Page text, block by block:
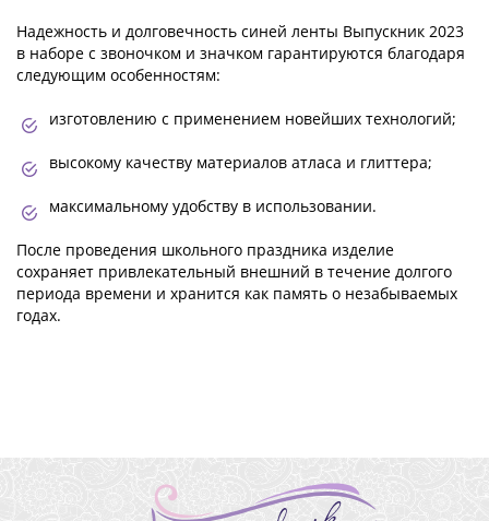
Надежность и долговечность синей ленты Выпускник 2023
в наборе с звоночком и значком гарантируются благодаря
следующим особенностям:
изготовлению с применением новейших технологий;
высокому качеству материалов атласа и глиттера;
максимальному удобству в использовании.
После проведения школьного праздника изделие
сохраняет привлекательный внешний в течение долгого
периода времени и хранится как память о незабываемых
годах.